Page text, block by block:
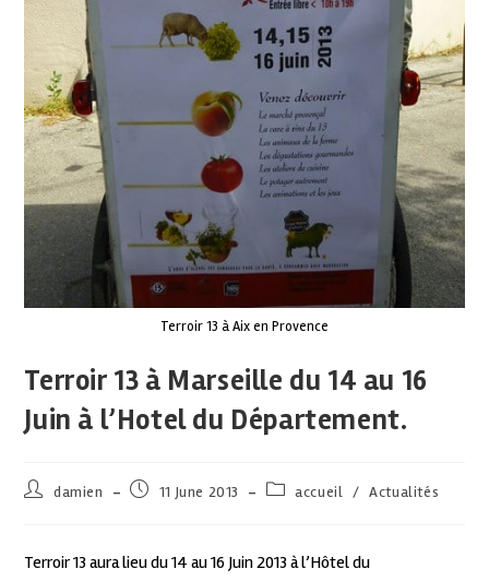
Terroir 13 à Aix en Provence
Terroir 13 à Marseille du 14 au 16
Juin à l’Hotel du Département.
damien 11 June 2013 accueil / Actualités
Terroir 13 aura lieu du 14 au 16 Juin 2013 à l’Hôtel du